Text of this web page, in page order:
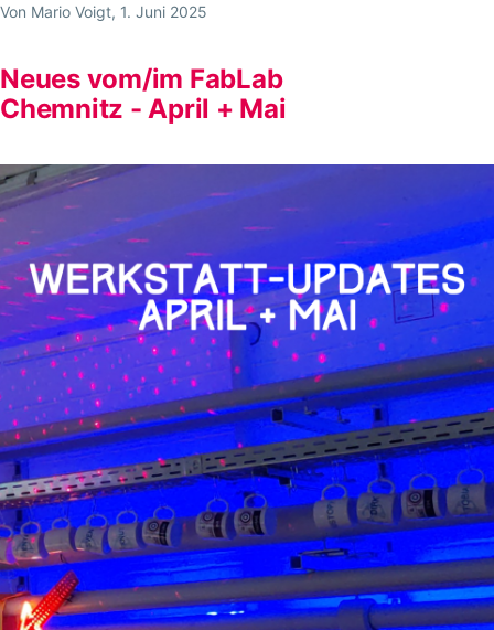
Eröffnung
Zeux
//
Von Mario Voigt, 1. Juni 2025
Neues vom/im FabLab
Chemnitz - April + Mai